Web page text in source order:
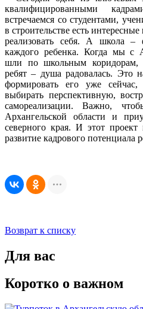
квалифицированными
встречаемся со студентами,
в строительстве есть
реализовать себя. А школа –
каждого ребенка. Когда мы с
шли по школьным коридорам,
ребят – душа радовалась.
формировать его уже сейчас,
выбирать перспективную,
самореализации. Важно,
Архангельской области и
северного края. И этот
развитие кадрового потенциала
Возврат к списку
Для вас
Коротко о важном